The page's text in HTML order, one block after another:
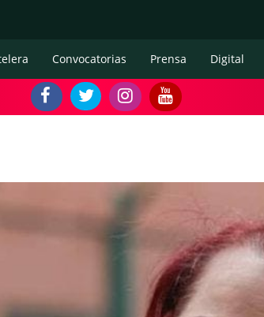
Convocatorias Prensa Digital